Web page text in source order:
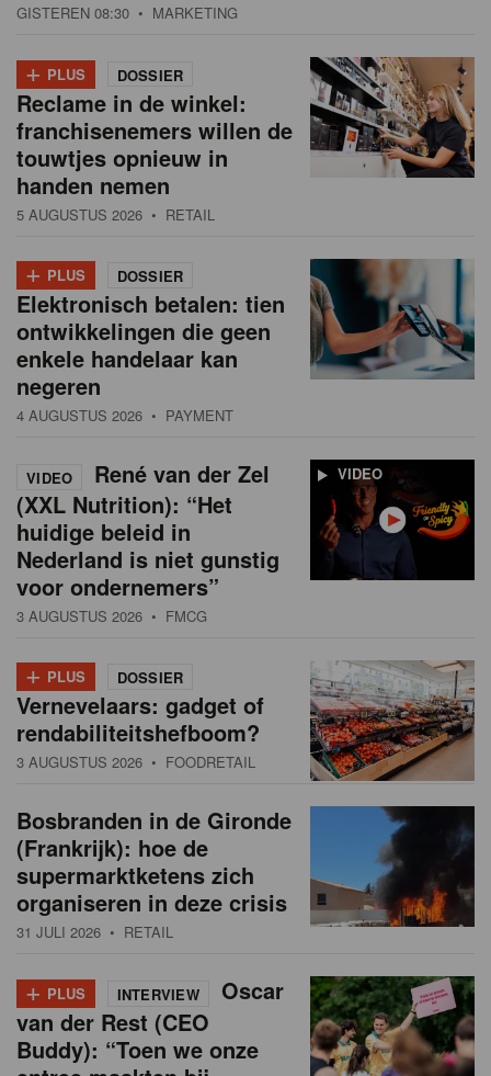
GISTEREN 08:30 • MARKETING
+ PLUS DOSSIER
Reclame in de winkel:
franchisenemers willen de
touwtjes opnieuw in
handen nemen
5 AUGUSTUS 2026 • RETAIL
+ PLUS DOSSIER
Elektronisch betalen: tien
ontwikkelingen die geen
enkele handelaar kan
negeren
4 AUGUSTUS 2026 • PAYMENT
VIDEO
VIDEO
René van der Zel
(XXL Nutrition): “Het
huidige beleid in
Nederland is niet gunstig
voor ondernemers”
3 AUGUSTUS 2026 • FMCG
+ PLUS DOSSIER
Vernevelaars: gadget of
rendabiliteitshefboom?
3 AUGUSTUS 2026 • FOODRETAIL
Bosbranden in de Gironde
(Frankrijk): hoe de
supermarktketens zich
organiseren in deze crisis
31 JULI 2026 • RETAIL
+ PLUS INTERVIEW
Oscar
van der Rest (CEO
Buddy): “Toen we onze